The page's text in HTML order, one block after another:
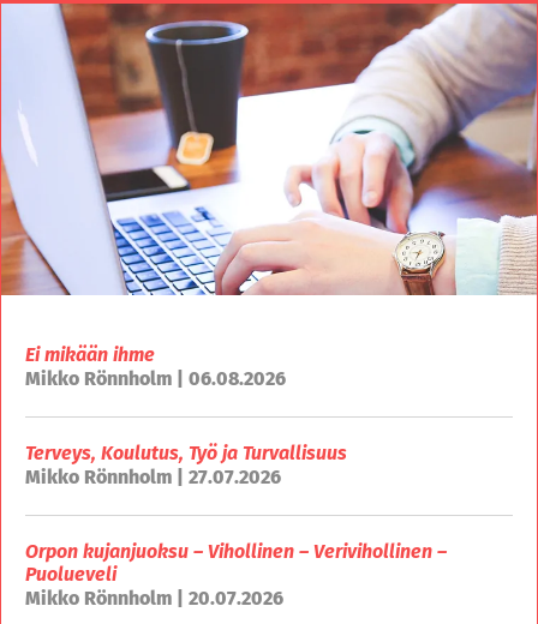
Ei mikään ihme
Mikko Rönnholm | 06.08.2026
Terveys, Koulutus, Työ ja Turvallisuus
Mikko Rönnholm | 27.07.2026
Orpon kujanjuoksu – Vihollinen – Verivihollinen –
Puolueveli
Mikko Rönnholm | 20.07.2026